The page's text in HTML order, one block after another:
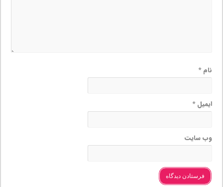
نام*
ایمیل*
وب‌ سایت